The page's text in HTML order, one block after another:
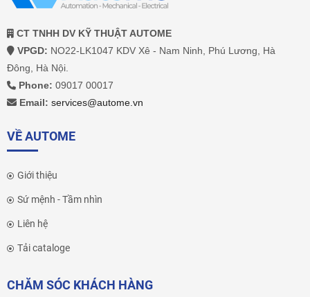
CT TNHH DV KỸ THUẬT AUTOME
VPGD: NO22-LK1047 KDV Xê - Nam Ninh, Phú Lương, Hà
Đông, Hà Nội.
Phone: 09017 00017
Email: services@autome.vn
VỀ AUTOME
Giới thiệu
Sứ mệnh - Tầm nhìn
Liên hệ
Tải cataloge
CHĂM SÓC KHÁCH HÀNG